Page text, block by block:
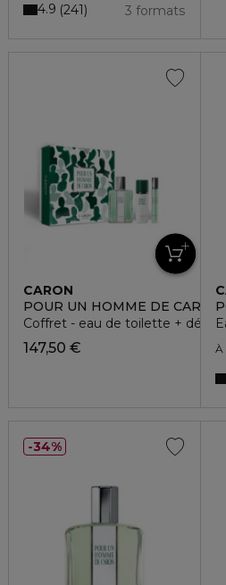
3 formats
4.9 241
CARON
POUR UN HOMME DE CARON
Coffret - eau de toilette +
147,50 € À
34%